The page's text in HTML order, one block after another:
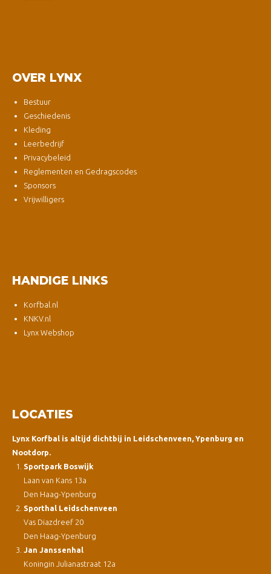
OVER LYNX
Bestuur
Geschiedenis
Kleding
Leerbedrijf
Privacybeleid
Reglementen en Gedragscodes
Sponsors
Vrijwilligers
HANDIGE LINKS
Korfbal.nl
KNKV.nl
Lynx Webshop
LOCATIES
Lynx Korfbal is altijd dichtbij in Leidschenveen, Ypenburg en
Nootdorp.
Sportpark Boswijk
Laan van Kans 13a
Den Haag-Ypenburg
Sporthal Leidschenveen
Vas Diazdreef 20
Den Haag-Ypenburg
Jan Janssenhal
Koningin Julianastraat 12a